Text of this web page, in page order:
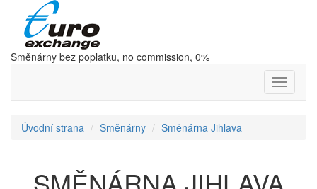
Směnárny bez poplatku, no commission, 0%
Nabídka
Úvodní strana Směnárny Směnárna Jihlava